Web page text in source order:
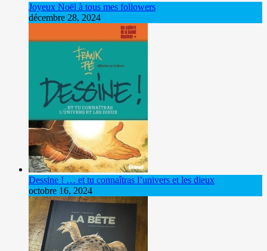
Joyeux Noël à tous mes followers
décembre 28, 2024
Dessine ! … et tu connaîtras l’univers et les dieux
octobre 16, 2024